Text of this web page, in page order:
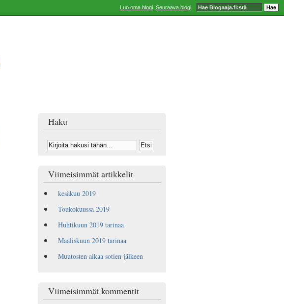
Haku
Viimeisimmät artikkelit
kesäkuu 2019
Toukokuussa 2019
Huhtikuun 2019 tarinaa
Maaliskuun 2019 tarinaa
Muutosten aikaa sotien jälkeen
Viimeisimmät kommentit
Luo oma blogi Seuraava blogi